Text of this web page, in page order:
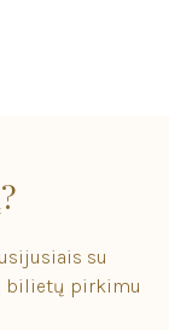
su
bilietų pirkimu